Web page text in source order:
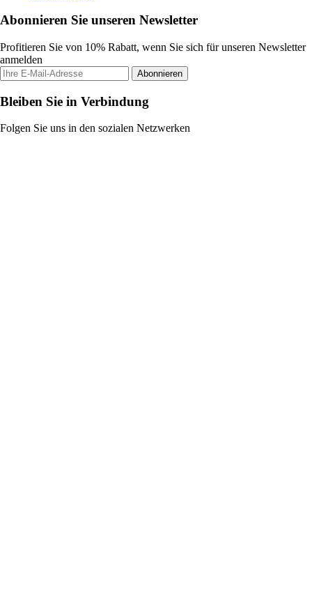
Abonnieren Sie unseren Newsletter
Profitieren Sie von 10% Rabatt, wenn Sie sich für unseren Newsletter
anmelden
Abonnieren
Bleiben Sie in Verbindung
Folgen Sie uns in den sozialen Netzwerken